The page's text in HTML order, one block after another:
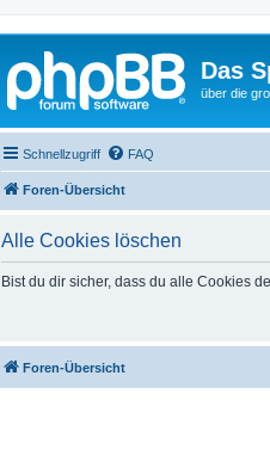
Das
über die
Schnellzugriff FAQ
Foren-Übersicht
Alle Cookies löschen
Bist du dir sicher, dass du alle Cookies
Foren-Übersicht